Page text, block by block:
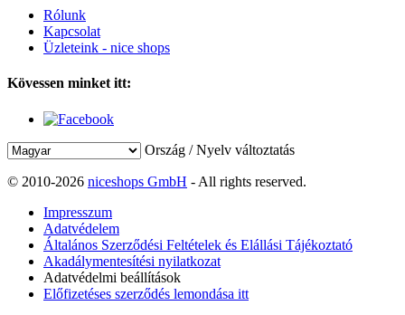
Rólunk
Kapcsolat
Üzleteink - nice shops
Kövessen minket itt:
Ország / Nyelv változtatás
© 2010-2026 niceshops GmbH - All rights reserved.
Impresszum
Adatvédelem
Általános Szerződési Feltételek és Elállási Tájékoztató
Akadálymentesítési nyilatkozat
Adatvédelmi beállítások
Előfizetéses szerződés lemondása itt